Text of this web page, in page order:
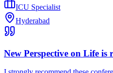
ICU Specialist
Hyderabad
New Perspective on Life is